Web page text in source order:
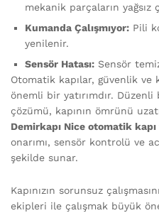
mekanik parçaların yağsız
Kumanda Çalışmıyor: Pili
yenilenir.
Sensör Hatası: Sensör
Otomatik kapılar, güvenlik ve
önemli bir yatırımdır. Düzenli
çözümü, kapının ömrünü
Demirkapı Nice otomatik
onarımı, sensör kontrolü ve
şekilde sunar.
Kapınızın sorunsuz
ekipleri ile çalışmak büyük